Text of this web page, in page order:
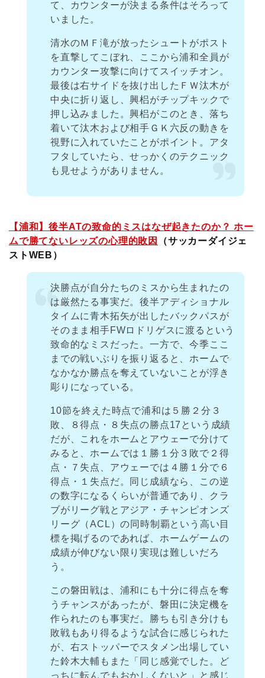
て、カウンターが決まる条件はそろって
いました。
清水のＭＦ滝が放ったシュートがポスト
を直撃してこぼれ、ここから浦和全員が
カウンター攻撃に向けてスイッチオン。
最後は右サイドを抜け出したＦＷ汰木が
中央に折り返し、興梠がチップキックで
押し込みました。興梠がこのとき、落ち
着いて汰木および相手ＧＫ六反の動きを
視野に入れていたことがポイント。アタ
フタしていたら、せっかくのテクニック
も見せようがありません。
【浦和】後半ATの致命的ミスはなぜ起きたのか？ ホー
ムで勝てないレッズの心理的敗因
（サッカーダイジェ
ストWEB）
決勝点が自分たちのミスから生まれたの
は厳然たる事実だ。後半アディショナル
タイムに青木拓矢が出したバックパスが
そのまま相手FWロドリゲスに渡るという
致命的なミスだった。一方で、今季ここ
までの戦いぶりを振り返ると、ホームで
なかなか勝点を奪えていないことが浮き
彫りになっている。
10節を終えた時点で浦和は５勝２分３
敗、８得点・８失点の勝点17という成績
だが、これをホームとアウェーで分けて
みると、ホームでは１勝１分３敗で２得
点・７失点、アウェーでは４勝１分で６
得点・１失点だ。同じ成績なら、この逆
の数字になるくらいが普通であり、クラ
ブがリーグ戦とアジア・チャンピオンズ
リーグ（ACL）の同時制覇という高い目
標を掲げるのであれば、ホームゲームの
成績が伸びない限り実現は難しいだろ
う。
この磐田戦は、浦和にも十分に得点を奪
うチャンスがあったが、磐田に決定機を
作られたのも事実だ。勝ちも引き分けも
敗戦もあり得るような試合に感じられた
が、右ストッパーでスタメン出場してい
た鈴木大輔もまた「同じ感覚でした。ど
っちに転んでもおかしくないと」と感じ